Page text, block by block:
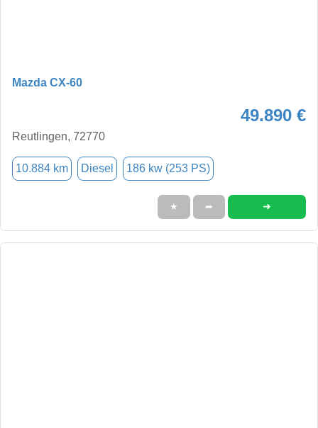
Mazda CX-60
49.890 €
Reutlingen, 72770
10.884 km Diesel 186 kw (253 PS)
★ ➦ ➜